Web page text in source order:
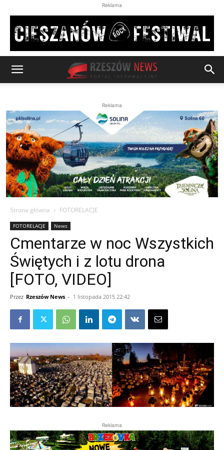
Reklama
Reklama
Strona główna FOTORELACJE
FOTORELACJE News
Cmentarze w noc Wszystkich
Świętych i z lotu drona
[FOTO, VIDEO]
Przez Rzeszów News - 1 listopada 2015 22:42
Reklama